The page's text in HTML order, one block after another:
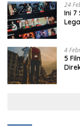
24
Ini 7
4
5